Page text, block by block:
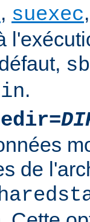
, suexec
.
de